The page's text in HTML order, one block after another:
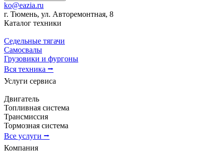
ko@eazia.ru
г. Тюмень, ул. Авторемонтная, 8
Каталог техники
Седельные тягачи
Самосвалы
Грузовики и фургоны
Вся техника ⭢
Услуги сервиса
Двигатель
Топливная система
Трансмиссия
Тормозная система
Все услуги ⭢
Компания